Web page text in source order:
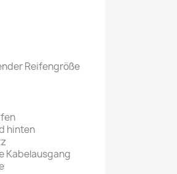
Reifengröße
hinten
Kabelausgang